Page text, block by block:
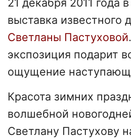
выставка известного
Светланы Пастуховой
экспозиция подарит
ощущение
Красота зимних
волшебной
Светлану Пастухову